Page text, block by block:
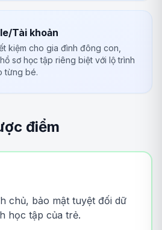
Tài khoản
kiệm cho gia đình đông con,
sơ học tập riêng biệt với lộ trình
từng bé.
điểm
chủ, bảo mật tuyệt đối dữ
học tập của trẻ.